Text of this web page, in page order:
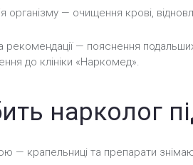
організму — очищення крові,
рекомендації — пояснення
до клініки «Наркомед».
нарколог
— крапельниці та препарати